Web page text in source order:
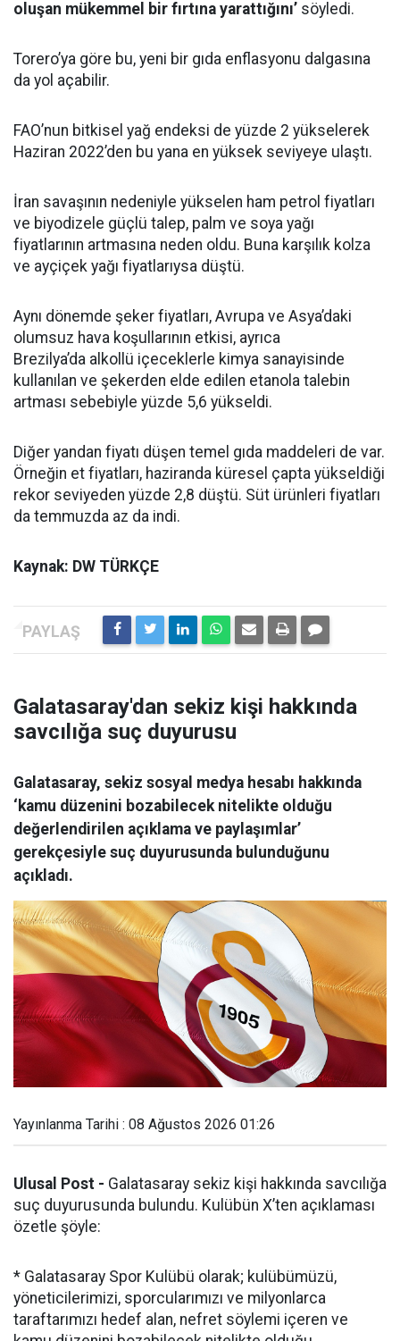
oluşan mükemmel bir fırtına yarattığını’ söyledi.
Torero’ya göre bu, yeni bir gıda enflasyonu dalgasına
da yol açabilir.
FAO’nun bitkisel yağ endeksi de yüzde 2 yükselerek
Haziran 2022’den bu yana en yüksek seviyeye ulaştı.
İran savaşının nedeniyle yükselen ham petrol fiyatları
ve biyodizele güçlü talep, palm ve soya yağı
fiyatlarının artmasına neden oldu. Buna karşılık kolza
ve ayçiçek yağı fiyatlarıysa düştü.
Aynı dönemde şeker fiyatları, Avrupa ve Asya’daki
olumsuz hava koşullarının etkisi, ayrıca
Brezilya’da alkollü içeceklerle kimya sanayisinde
kullanılan ve şekerden elde edilen etanola talebin
artması sebebiyle yüzde 5,6 yükseldi.
Diğer yandan fiyatı düşen temel gıda maddeleri de var.
Örneğin et fiyatları, haziranda küresel çapta yükseldiği
rekor seviyeden yüzde 2,8 düştü. Süt ürünleri fiyatları
da temmuzda az da indi.
Kaynak: DW TÜRKÇE
Galatasaray'dan sekiz kişi hakkında
savcılığa suç duyurusu
Galatasaray, sekiz sosyal medya hesabı hakkında
‘kamu düzenini bozabilecek nitelikte olduğu
değerlendirilen açıklama ve paylaşımlar’
gerekçesiyle suç duyurusunda bulunduğunu
açıkladı.
Yayınlanma Tarihi : 08 Ağustos 2026 01:26
Ulusal Post - Galatasaray sekiz kişi hakkında savcılığa
suç duyurusunda bulundu. Kulübün X’ten açıklaması
özetle şöyle:
* Galatasaray Spor Kulübü olarak; kulübümüzü,
yöneticilerimizi, sporcularımızı ve milyonlarca
taraftarımızı hedef alan, nefret söylemi içeren ve